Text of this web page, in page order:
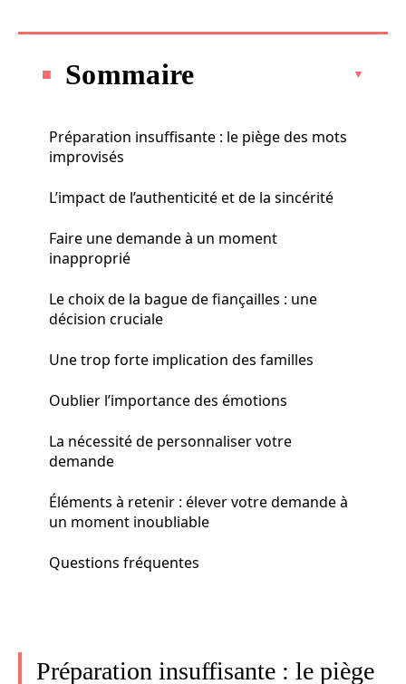
Sommaire
Préparation insuffisante : le piège des mots
improvisés
L’impact de l’authenticité et de la sincérité
Faire une demande à un moment
inapproprié
Le choix de la bague de fiançailles : une
décision cruciale
Une trop forte implication des familles
Oublier l’importance des émotions
La nécessité de personnaliser votre
demande
Éléments à retenir : élever votre demande à
un moment inoubliable
Questions fréquentes
Préparation insuffisante : le piège